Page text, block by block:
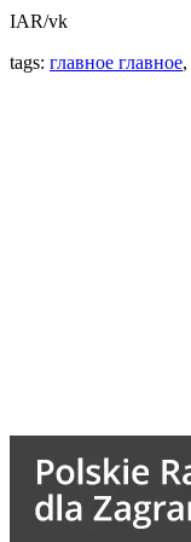
IAR/vk
tags: главное главное,